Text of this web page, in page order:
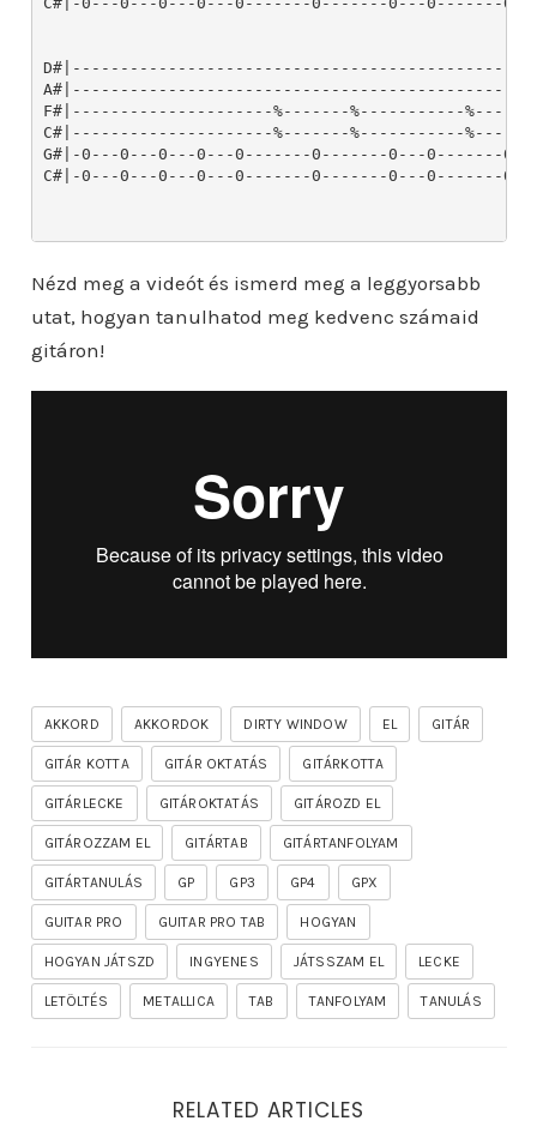
Nézd meg a videót és ismerd meg a leggyorsabb
utat, hogyan tanulhatod meg kedvenc számaid
gitáron!
AKKORD AKKORDOK DIRTY WINDOW EL GITÁR
GITÁR KOTTA GITÁR OKTATÁS GITÁRKOTTA
GITÁRLECKE GITÁROKTATÁS GITÁROZD EL
GITÁROZZAM EL GITÁRTAB GITÁRTANFOLYAM
GITÁRTANULÁS GP GP3 GP4 GPX
GUITAR PRO GUITAR PRO TAB HOGYAN
HOGYAN JÁTSZD INGYENES JÁTSSZAM EL LECKE
LETÖLTÉS METALLICA TAB TANFOLYAM TANULÁS
RELATED ARTICLES